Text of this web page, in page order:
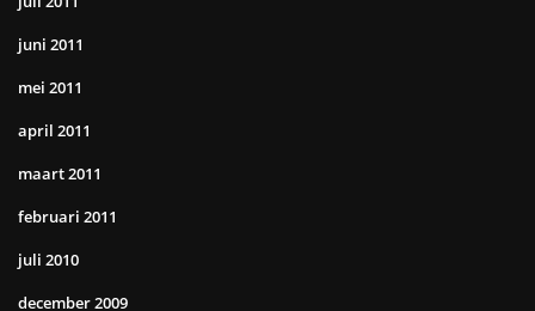
juni 2011
mei 2011
april 2011
maart 2011
februari 2011
juli 2010
december 2009